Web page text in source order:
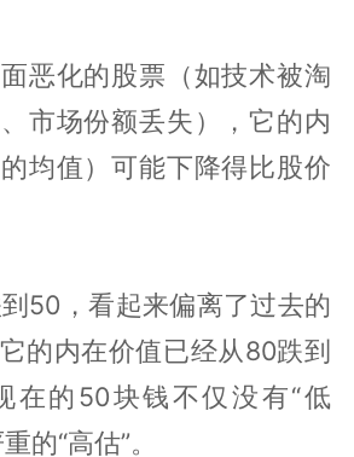
恶化的股票（如技术被淘
市场份额丢失），它的内
均值）可能下降得比股价
50，看起来偏离了过去的
的内在价值已经从80跌到
在的50块钱不仅没有“低
的“高估”。